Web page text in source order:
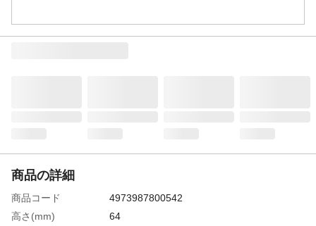
商品の詳細
商品コード
4973987800542
高さ(mm)
64